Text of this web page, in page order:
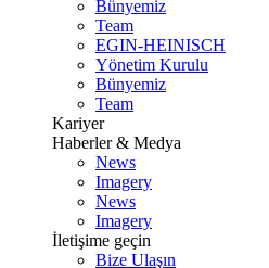
Bünyemiz
Team
EGIN-HEINISCH
Yönetim Kurulu
Bünyemiz
Team
Kariyer
Haberler & Medya
News
Imagery
News
Imagery
İletişime geçin
Bize Ulaşın